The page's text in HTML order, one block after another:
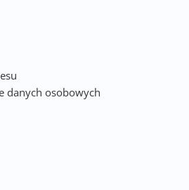
danych osobowych